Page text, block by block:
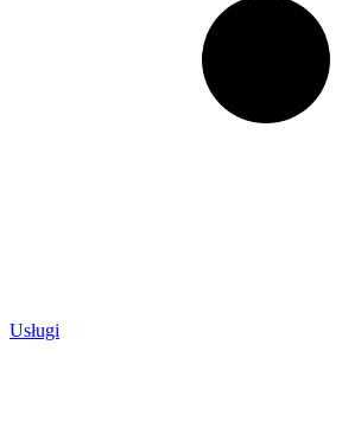
Usługi